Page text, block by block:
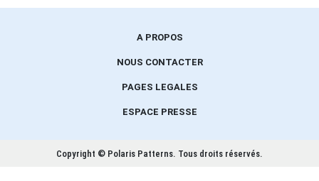
A PROPOS
NOUS CONTACTER
PAGES LEGALES
ESPACE PRESSE
Copyright © Polaris Patterns. Tous droits réservés.